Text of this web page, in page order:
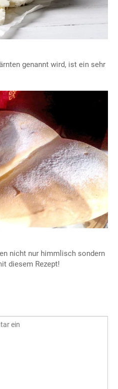
genannt wird, ist ein sehr
nicht nur himmlisch sondern
diesem Rezept!